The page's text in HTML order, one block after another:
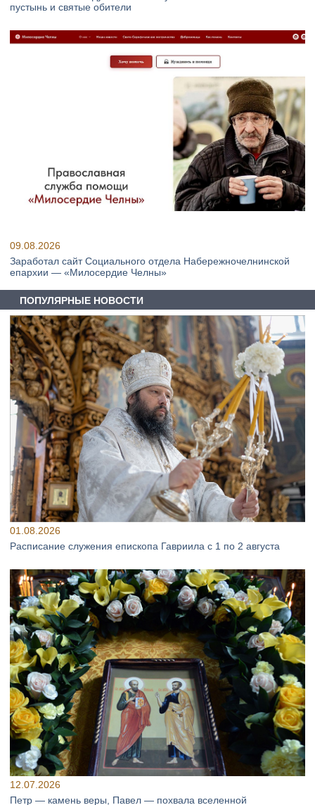
пустынь и святые обители
09.08.2026
Заработал сайт Социального отдела Набережночелнинской
епархии — «Милосердие Челны»
ПОПУЛЯРНЫЕ НОВОСТИ
01.08.2026
Расписание служения епископа Гавриила с 1 по 2 августа
12.07.2026
Петр — камень веры, Павел — похвала вселенной